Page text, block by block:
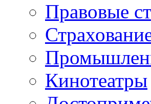
Правовые
Кинотеатры